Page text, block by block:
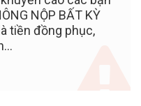
NỘP BẤT KỲ
tiền đồng phục,